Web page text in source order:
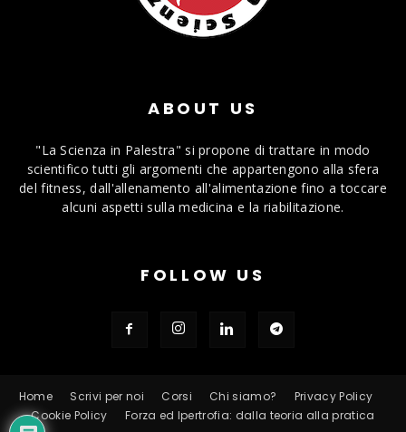
ABOUT US
"La Scienza in Palestra" si propone di trattare in modo
scientifico tutti gli argomenti che appartengono alla sfera
del fitness, dall'allenamento all'alimentazione fino a toccare
alcuni aspetti sulla medicina e la riabilitazione.
FOLLOW US
Home Scrivi per noi Corsi Chi siamo?
Privacy Policy
Cookie Policy
Forza ed Ipertrofia: dalla teoria alla pratica